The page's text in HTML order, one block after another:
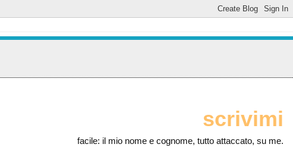
scrivimi
facile: il mio nome e cognome, tutto attaccato, su me.